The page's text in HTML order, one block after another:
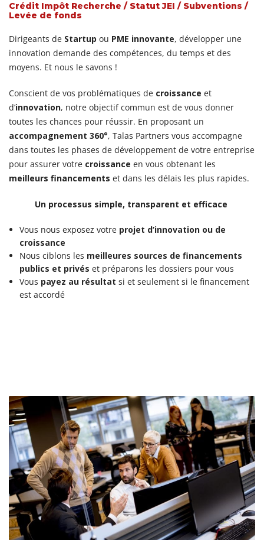
Crédit Impôt Recherche / Statut JEI / Subventions /
Levée de fonds
Dirigeants de Startup ou PME innovante, développer une
innovation demande des compétences, du temps et des
moyens. Et nous le savons !
Conscient de vos problématiques de croissance et
d’innovation, notre objectif commun est de vous donner
toutes les chances pour réussir. En proposant un
accompagnement 360°, Talas Partners vous accompagne
dans toutes les phases de développement de votre entreprise
pour assurer votre croissance en vous obtenant les
meilleurs financements et dans les délais les plus rapides.
Un processus simple, transparent et efficace
Vous nous exposez votre projet d’innovation ou de
croissance
Nous ciblons les meilleures sources de financements
publics et privés et préparons les dossiers pour vous
Vous payez au résultat si et seulement si le financement
est accordé